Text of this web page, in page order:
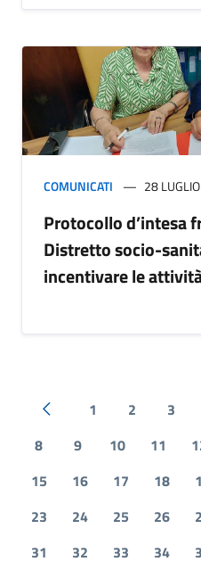
COMUNICATI 28
Protocollo d’intesa
Distretto socio-
incentivare le
Pagina precedente
1 2 3
8
9 10 11
15
16 17 18
23
24 25 26
31
32 33 34